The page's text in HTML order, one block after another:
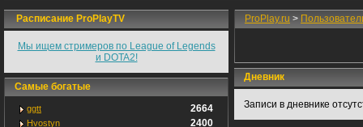
Расписание ProPlayTV
Мы ищем стримеров по League of Legends
и DOTA2!
Самые богатые
ggtt 2664
Hvostyn 2400
ProPlay.ru >
Дневник
Записи в дневнике